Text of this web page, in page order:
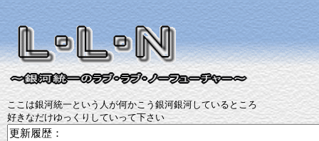
ここは銀河統一という人が何かこう銀河銀河しているところ
好きなだけゆっくりしていって下さい